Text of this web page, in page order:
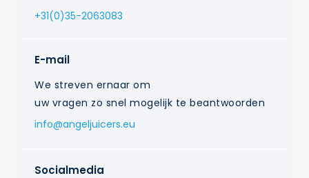
+31(0)35-2063083
E-mail
We streven ernaar om
uw vragen zo snel mogelijk te beantwoorden
info@angeljuicers.eu
Socialmedia